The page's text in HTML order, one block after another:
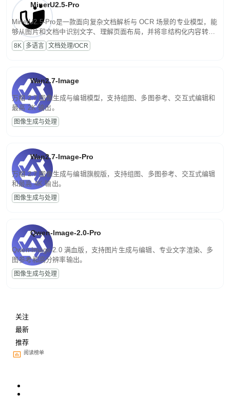
MinerU2.5-Pro
MinerU2.5-Pro是一款面向复杂文档解析与 OCR 场景的专业模型，能
够从图片和文档中识别文字、理解页面布局，并将非结构化内容转换
为便于存储、检索和二次处理的结构化结果。
8K 多语言 文档处理/OCR
Wan2.7-Image
万相 2.7 图像生成与编辑模型，支持组图、多图参考、交互式编辑和
最高 2K 输出。
图像生成与处理
Wan2.7-Image-Pro
万相 2.7 图像生成与编辑旗舰版，支持组图、多图参考、交互式编辑
和最高 4K 输出。
图像生成与处理
Qwen-Image-2.0-Pro
Qwen-Image-2.0 满血版，支持图片生成与编辑、专业文字渲染、多
图参考和高分辨率输出。
图像生成与处理
关注
最新
推荐
阅读榜单